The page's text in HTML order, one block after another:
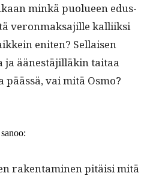
minkä puolueen edus­
veron­mak­sajille kalli­ik­si
eniten? Sel­l­aisen
ja äänestäjil­läkin taitaa
vai mitä Osmo?
sanoo:
rak­en­t­a­mi­nen pitäisi mitä